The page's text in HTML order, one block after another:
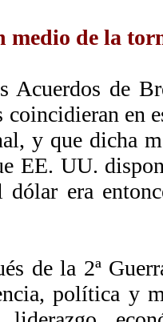
medio de la
de
en
y que dicha
EE. UU.
era
de la 2ª
política y